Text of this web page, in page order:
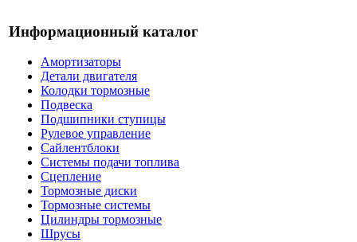
Информационный каталог
Амортизаторы
Детали двигателя
Колодки тормозные
Подвеска
Подшипники ступицы
Рулевое управление
Сайлентблоки
Системы подачи топлива
Сцепление
Тормозные диски
Тормозные системы
Цилиндры тормозные
Шрусы